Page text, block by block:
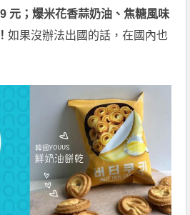
元；爆米花香蒜奶油、焦糖風味
如果沒辦法出國的話，在國內也